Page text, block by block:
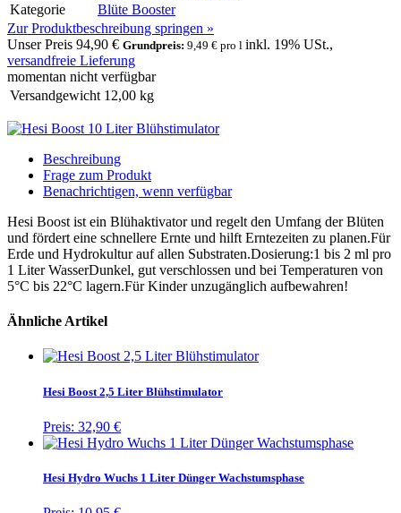
Kategorie
Blüte Booster
Zur Produktbeschreibung springen »
Unser Preis 94,90 € Grundpreis: 9,49 € pro l inkl. 19% USt.,
versandfreie Lieferung
momentan nicht verfügbar
Versandgewicht 12,00 kg
Beschreibung
Frage zum Produkt
Benachrichtigen, wenn verfügbar
Hesi Boost ist ein Blühaktivator und regelt den Umfang der Blüten
und fördert eine schnellere Ernte und hilft Erntezeiten zu planen.Für
Erde und Hydrokultur auf allen Substraten.Dosierung:1 bis 2 ml pro
1 Liter WasserDunkel, gut verschlossen und bei Temperaturen von
5°C bis 22°C lagern.Für Kinder unzugänglich aufbewahren!
Ähnliche Artikel
Hesi Boost 2,5 Liter Blühstimulator
Preis: 32,90 €
Hesi Hydro Wuchs 1 Liter Dünger Wachstumsphase